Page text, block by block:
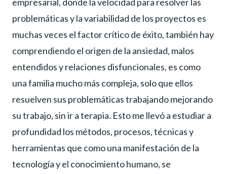
problemáticas y la variabilidad de los proyectos es
muchas veces el factor crítico de éxito, también hay
comprendiendo el origen de la ansiedad, malos
entendidos y relaciones disfuncionales, es como
una familia mucho más compleja, solo que ellos
resuelven sus problemáticas trabajando mejorando
su trabajo, sin ir a terapia. Esto me llevó a estudiar a
profundidad los métodos, procesos, técnicas y
herramientas que como una manifestación de la
tecnología y el conocimiento humano, se